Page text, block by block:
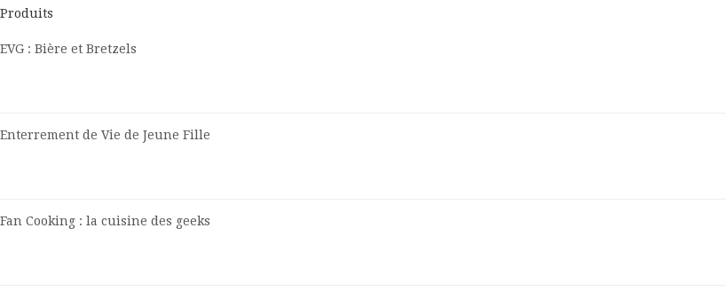
Produits
EVG : Bière et Bretzels
Enterrement de Vie de Jeune Fille
Fan Cooking : la cuisine des geeks